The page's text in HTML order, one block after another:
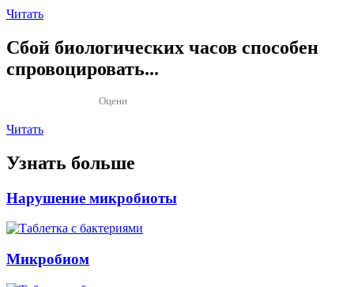
Читать
Сбой биологических часов способен
спровоцировать...
Оцени
Читать
Узнать больше
Нарушение микробиоты
Микробиом